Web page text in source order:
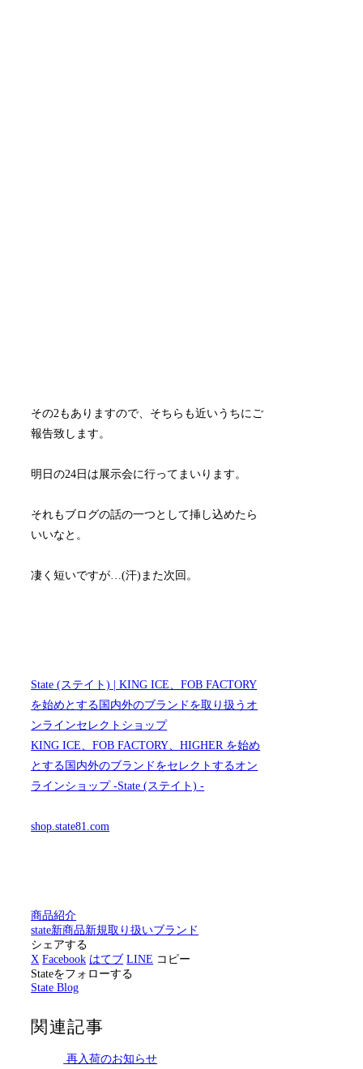
その2もありますので、そちらも近いうちにご
報告致します。
明日の24日は展示会に行ってまいります。
それもブログの話の一つとして挿し込めたら
いいなと。
凄く短いですが…(汗)また次回。
State (ステイト) | KING ICE、FOB FACTORY
を始めとする国内外のブランドを取り扱うオ
ンラインセレクトショップ
KING ICE、FOB FACTORY、HIGHER を始め
とする国内外のブランドをセレクトするオン
ラインショップ -State (ステイト) -
shop.state81.com
商品紹介
state新商品新規取り扱いブランド
シェアする
X Facebook はてブ LINE コピー
Stateをフォローする
State Blog
関連記事
再入荷のお知らせ